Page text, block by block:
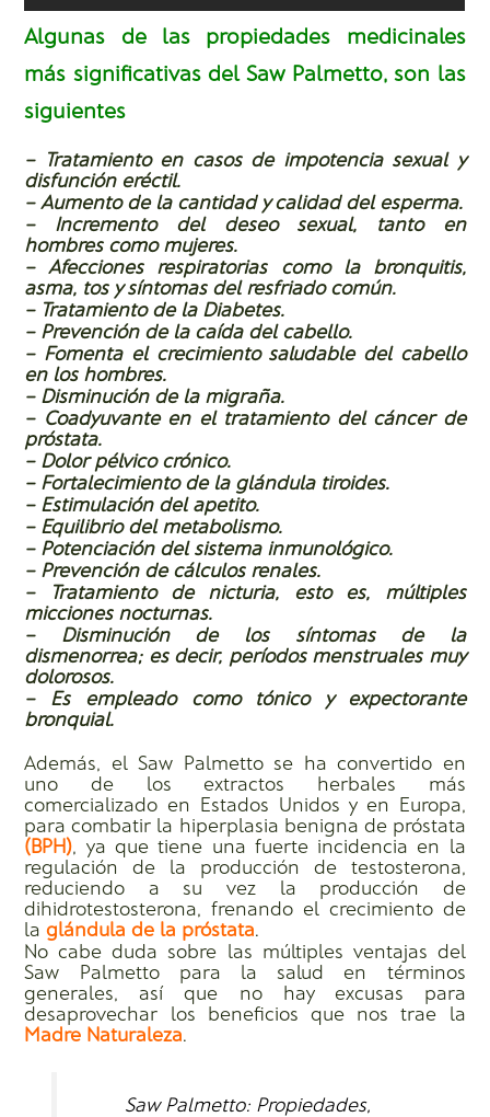
Algunas de las propiedades medicinales
más significativas del Saw Palmetto, son las
siguientes
– Tratamiento en casos de impotencia sexual y
disfunción eréctil.
– Aumento de la cantidad y calidad del esperma.
– Incremento del deseo sexual, tanto en
hombres como mujeres.
– Afecciones respiratorias como la bronquitis,
asma, tos y síntomas del resfriado común.
– Tratamiento de la Diabetes.
– Prevención de la caída del cabello.
– Fomenta el crecimiento saludable del cabello
en los hombres.
– Disminución de la migraña.
– Coadyuvante en el tratamiento del cáncer de
próstata.
– Dolor pélvico crónico.
– Fortalecimiento de la glándula tiroides.
– Estimulación del apetito.
– Equilibrio del metabolismo.
– Potenciación del sistema inmunológico.
– Prevención de cálculos renales.
– Tratamiento de nicturia, esto es, múltiples
micciones nocturnas.
– Disminución de los síntomas de la
dismenorrea; es decir, períodos menstruales muy
dolorosos.
– Es empleado como tónico y expectorante
bronquial.
Además, el Saw Palmetto se ha convertido en
uno de los extractos herbales más
comercializado en Estados Unidos y en Europa,
para combatir la hiperplasia benigna de próstata
(BPH), ya que tiene una fuerte incidencia en la
regulación de la producción de testosterona,
reduciendo a su vez la producción de
dihidrotestosterona, frenando el crecimiento de
laglándula de la próstata.
No cabe duda sobre las múltiples ventajas del
Saw Palmetto para la salud en términos
generales, así que no hay excusas para
desaprovechar los beneficios que nos trae la
Madre Naturaleza.
Saw Palmetto: Propiedades,